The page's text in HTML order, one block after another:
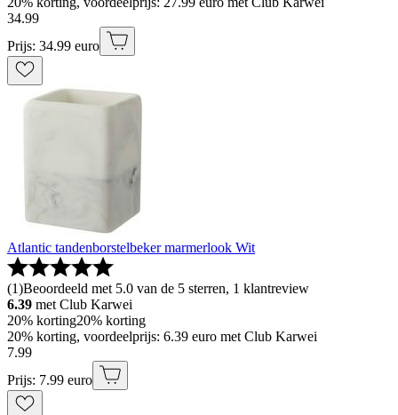
34.99
Prijs: 34.99 euro
Atlantic tandenborstelbeker marmerlook Wit
(1)Beoordeeld met 5.0 van de 5 sterren, 1 klantreview
6.39 met Club Karwei
20% korting20% korting
20% korting, voordeelprijs: 6.39 euro met Club Karwei
7.99
Prijs: 7.99 euro